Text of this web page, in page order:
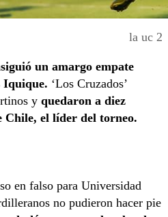
la uc 2
un amargo empate
Iquique. ‘Los Cruzados’
y quedaron a diez
Chile, el líder del torneo.
en falso para Universidad
no pudieron hacer pie